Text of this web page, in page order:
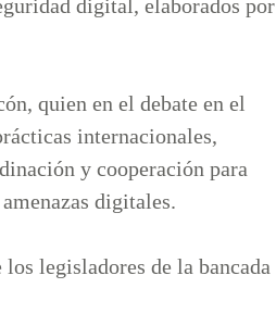
digital, elaborados por
quien en el debate en el
internacionales,
y cooperación para
digitales.
legisladores de la bancada